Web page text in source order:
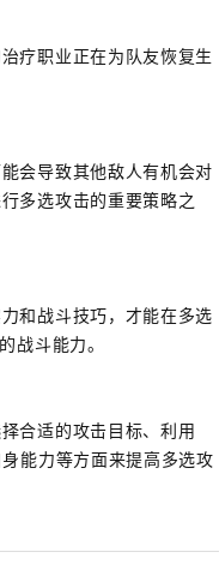
疗职业正在为队友恢复生
会导致其他敌人有机会对
多选攻击的重要策略之
和战斗技巧，才能在多选
战斗能力。
合适的攻击目标、利用
能力等方面来提高多选攻